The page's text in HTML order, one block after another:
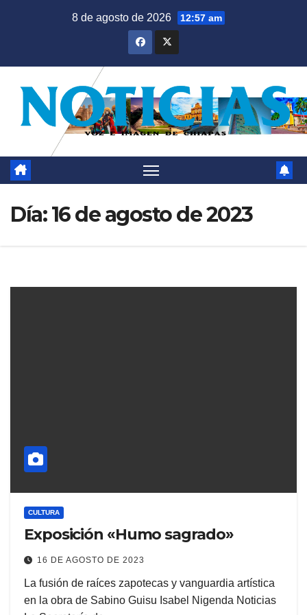
8 de agosto de 2026 12:57 am
Día:16 de agosto de 2023
CULTURA
Exposición «Humo sagrado»
16 DE AGOSTO DE 2023
La fusión de raíces zapotecas y vanguardia artística
en la obra de Sabino Guisu Isabel Nigenda Noticias